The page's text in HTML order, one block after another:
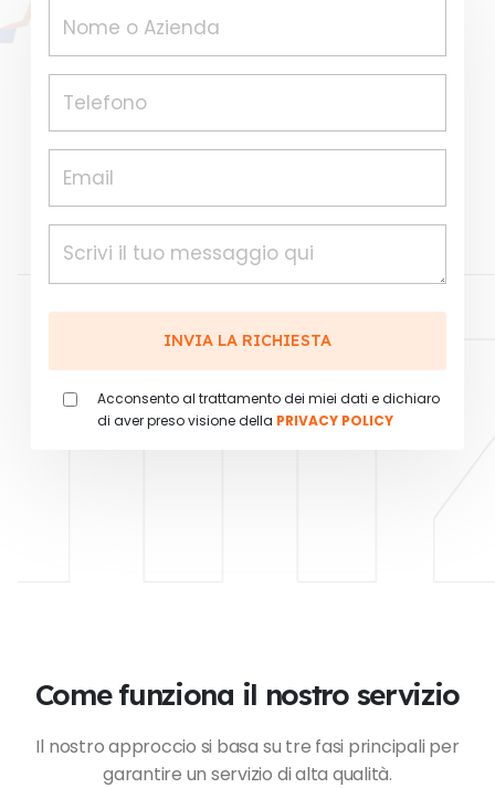
Acconsento al trattamento dei miei dati e dichiaro
di aver preso visione della PRIVACY POLICY
Come funziona il nostro servizio
Il nostro approccio si basa su tre fasi principali per
garantire un servizio di alta qualità.